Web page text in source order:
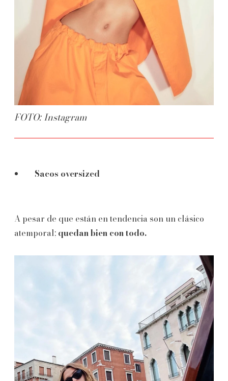
FOTO: Instagram
Sacos oversized
A pesar de que están en tendencia son un clásico
atemporal; quedan bien con todo.